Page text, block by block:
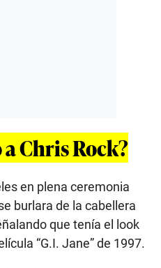
Chris Rock?
en plena ceremonia
burlara de la cabellera
que tenía el look
“G.I. Jane” de 1997.